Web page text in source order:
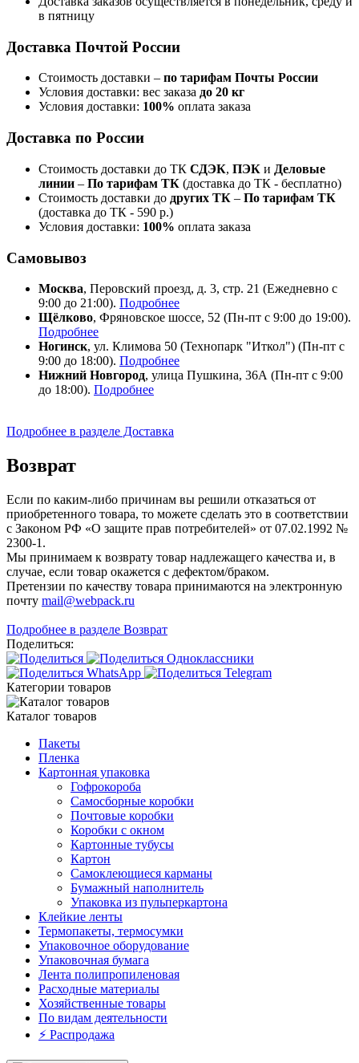
в пятницу
Доставка Почтой России
Стоимость доставки – по тарифам Почты России
Условия доставки: вес заказа до 20 кг
Условия доставки: 100% оплата заказа
Доставка по России
Стоимость доставки до ТК СДЭК, ПЭК и Деловые
линии – По тарифам ТК (доставка до ТК - бесплатно)
Стоимость доставки до других ТК – По тарифам ТК
(доставка до ТК - 590 р.)
Условия доставки: 100% оплата заказа
Самовывоз
Москва, Перовский проезд, д. 3, стр. 21 (Ежедневно с
9:00 до 21:00). Подробнее
Щёлково, Фряновское шоссе, 52 (Пн-пт с 9:00 до 19:00).
Подробнее
Ногинск, ул. Климова 50 (​Технопарк "Иткол") (Пн-пт с
9:00 до 18:00). Подробнее
Нижний Новгород, улица Пушкина, 36А (Пн-пт с 9:00
до 18:00). Подробнее
Подробнее в разделе Доставка
Возврат
Если по каким-либо причинам вы решили отказаться от
приобретенного товара, то можете сделать это в соответствии
с Законом РФ «О защите прав потребителей» от 07.02.1992 №
2300-1.
Мы принимаем к возврату товар надлежащего качества и, в
случае, если товар окажется с дефектом/браком.
Претензии по качеству товара принимаются на электронную
почту mail@webpack.ru
Подробнее в разделе Возврат
Поделиться:
Категории товаров
Каталог товаров
Пакеты
Пленка
Картонная упаковка
Гофрокороба
Самосборные коробки
Почтовые коробки
Коробки с окном
Картонные тубусы
Картон
Самоклеющиеся карманы
Бумажный наполнитель
Упаковка из пульперкартона
Клейкие ленты
Термопакеты, термосумки
Упаковочное оборудование
Упаковочная бумага
Лента полипропиленовая
Расходные материалы
Хозяйственные товары
По видам деятельности
⚡️ Распродажа